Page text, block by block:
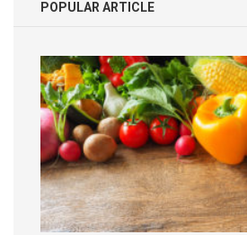
POPULAR ARTICLE